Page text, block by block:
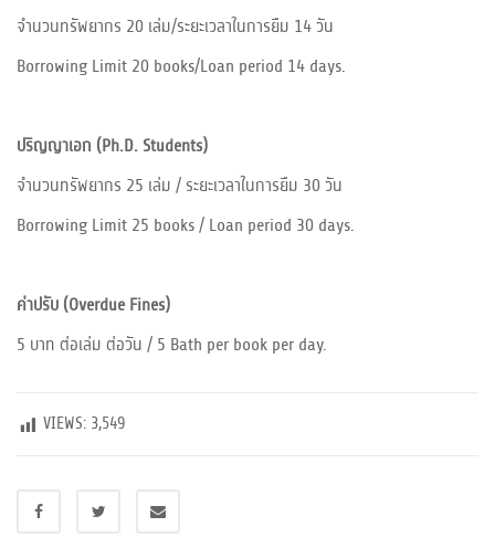
จำนวนทรัพยากร 20 เล่ม/ระยะเวลาในการยืม 14 วัน
Borrowing Limit 20 books/Loan period 14 days.
ปริญญาเอก (Ph.D. Students)
จำนวนทรัพยากร 25 เล่ม / ระยะเวลาในการยืม 30 วัน
Borrowing Limit 25 books / Loan period 30 days.
ค่าปรับ (Overdue Fines)
5 บาท ต่อเล่ม ต่อวัน / 5 Bath per book per day.
VIEWS: 3,549